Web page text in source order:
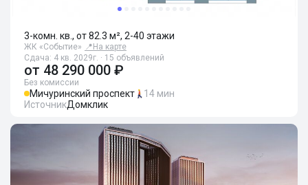
3-комн. кв., от 82.3 м², 2-40 этажи
ЖК «Событие» 📍 На карте
Сдача: 4 кв. 2029г. · 15 объявлений
от 48 290 000 ₽
Без комиссии
Мичуринский проспект
14 мин
ИсточникДомклик